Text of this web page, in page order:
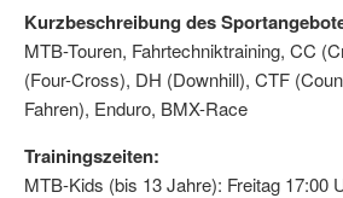
Kurzbeschreibung des
MTB-Touren, Fahrtechniktraining, CC
(Four-Cross), DH (Downhill), CTF
Fahren), Enduro, BMX-Race
Trainingszeiten:
MTB-Kids (bis 13 Jahre): Freitag 17:00